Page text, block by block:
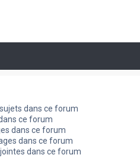
dans ce forum
ce forum
dans ce forum
dans ce forum
dans ce forum